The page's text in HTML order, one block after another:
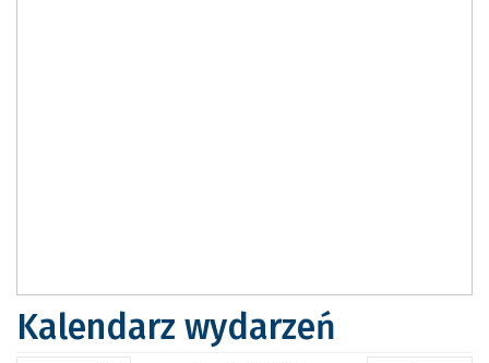
Kalendarz wydarzeń